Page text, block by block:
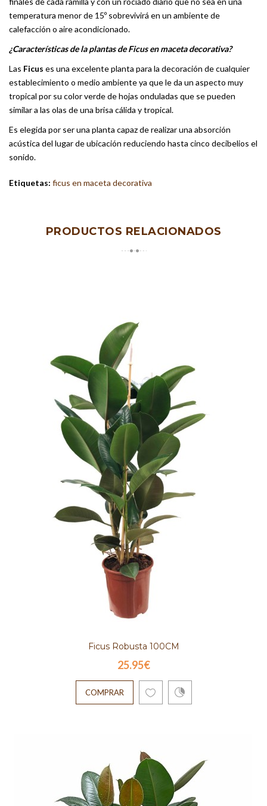
temperatura menor de 15º sobrevivirá en un ambiente de
calefacción o aire acondicionado.
¿Características de la plantas de Ficus en maceta decorativa?
Las Ficus es una excelente planta para la decoración de cualquier
establecimiento o medio ambiente ya que le da un aspecto muy
tropical por su color verde de hojas onduladas que se pueden
similar a las olas de una brisa cálida y tropical.
Es elegida por ser una planta capaz de realizar una absorción
acústica del lugar de ubicación reduciendo hasta cinco decibelios el
sonido.
Etiquetas: ficus en maceta decorativa
PRODUCTOS RELACIONADOS
Ficus Robusta 100CM
25.95€
COMPRAR